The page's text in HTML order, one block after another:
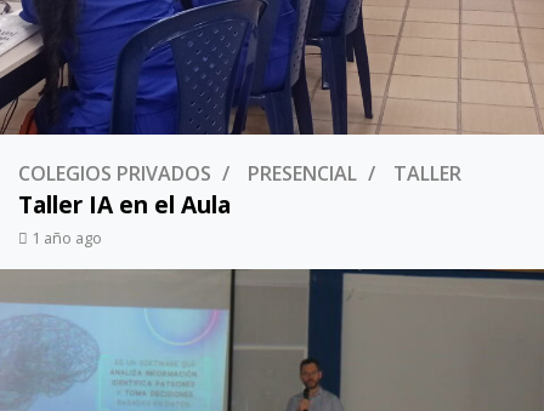
COLEGIOS PRIVADOS PRESENCIAL TALLER
Taller IA en el Aula
1 año ago